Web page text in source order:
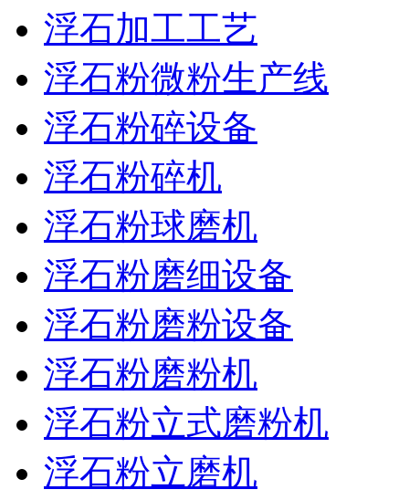
浮石加工工艺
浮石粉微粉生产线
浮石粉碎设备
浮石粉碎机
浮石粉球磨机
浮石粉磨细设备
浮石粉磨粉设备
浮石粉磨粉机
浮石粉立式磨粉机
浮石粉立磨机